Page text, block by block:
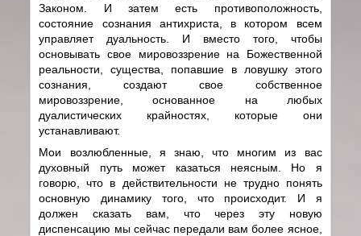
Законом. И затем есть противоположность,
состояние сознания антихриста, в котором всем
управляет дуальность. И вместо того, чтобы
основывать свое мировоззрение на Божественной
реальности, существа, попавшие в ловушку этого
сознания, создают свое собственное
мировоззрение, основанное на любых
дуалистических крайностях, которые они
устанавливают.
Мои возлюбленные, я знаю, что многим из вас
духовный путь может казаться неясным. Но я
говорю, что в действительности не трудно понять
основную динамику того, что происходит. И я
должен сказать вам, что через эту новую
диспенсацию мы сейчас передали вам более ясное,